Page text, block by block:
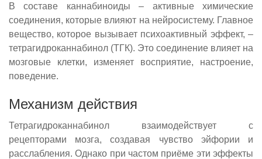
В составе каннабиноиды – активные химические
соединения, которые влияют на нейросистему. Главное
вещество, которое вызывает психоактивный эффект, –
тетрагидроканнабинол (ТГК). Это соединение влияет на
мозговые клетки, изменяет восприятие, настроение,
поведение.
Механизм действия
Тетрагидроканнабинол взаимодействует с
рецепторами мозга, создавая чувство эйфории и
расслабления. Однако при частом приёме эти эффекты